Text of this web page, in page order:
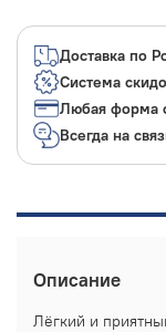
Доставка по
Система
Любая форма
Всегда на
Описание
Лёгкий и